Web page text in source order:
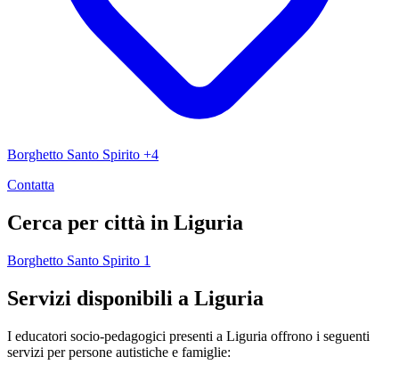
Borghetto Santo Spirito +4
Contatta
Cerca per città in Liguria
Borghetto Santo Spirito 1
Servizi disponibili a Liguria
I educatori socio-pedagogici presenti a Liguria offrono i seguenti
servizi per persone autistiche e famiglie: